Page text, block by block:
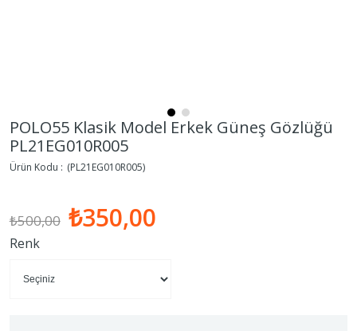
POLO55 Klasik Model Erkek Güneş Gözlüğü
PL21EG010R005
(PL21EG010R005)
₺500,00 ₺350,00
Renk